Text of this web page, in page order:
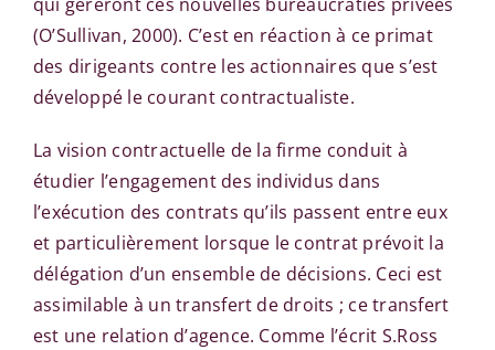
qui géreront ces nouvelles bureaucraties privées
(O’Sullivan, 2000). C’est en réaction à ce primat
des dirigeants contre les actionnaires que s’est
développé le courant contractualiste.
La vision contractuelle de la firme conduit à
étudier l’engagement des individus dans
l’exécution des contrats qu’ils passent entre eux
et particulièrement lorsque le contrat prévoit la
délégation d’un ensemble de décisions. Ceci est
assimilable à un transfert de droits ; ce transfert
est une relation d’agence. Comme l’écrit S.Ross